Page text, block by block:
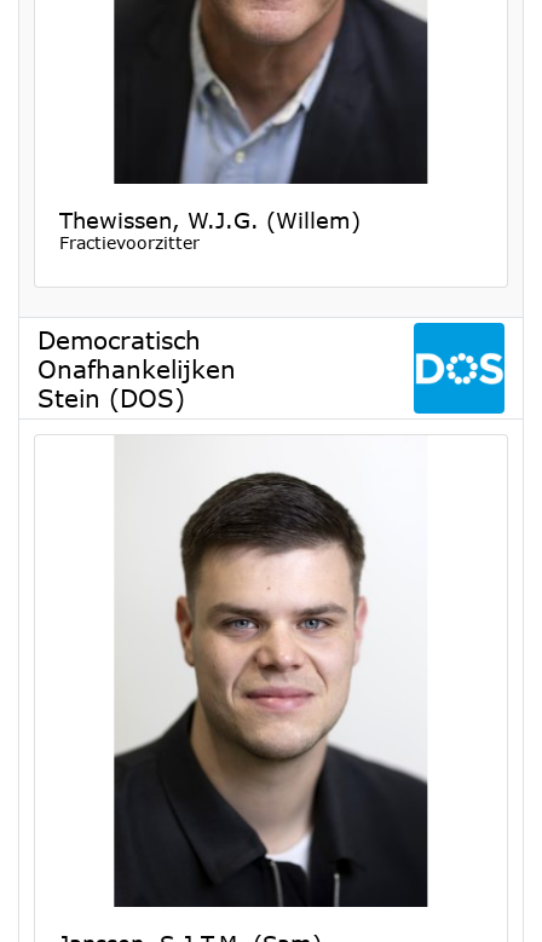
Thewissen, W.J.G. (Willem)
Fractievoorzitter
Democratisch
Onafhankelijken
Stein (DOS)